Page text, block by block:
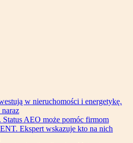
w nieruchomości i energetykę.
Status AEO może pomóc firmom
Ekspert wskazuje kto na nich